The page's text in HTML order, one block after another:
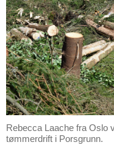
Rebecca Laache fra Oslo
tømmerdrift i Porsgrunn.